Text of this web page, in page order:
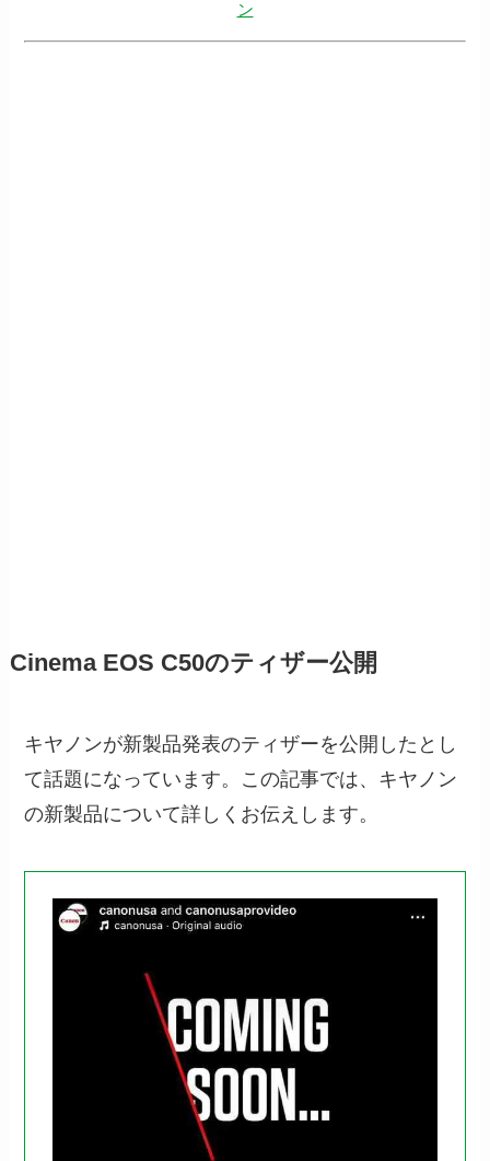
ン
Cinema EOS C50のティザー公開
キヤノンが新製品発表のティザーを公開したとし
て話題になっています。この記事では、キヤノン
の新製品について詳しくお伝えします。